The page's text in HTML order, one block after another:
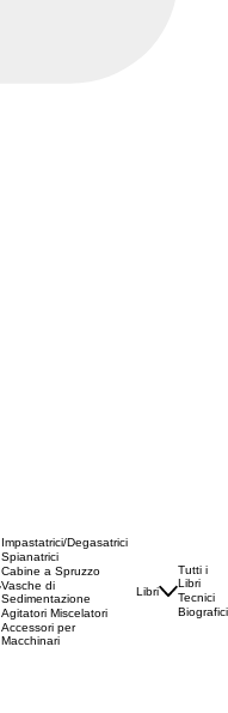
Impastatrici/Degasatrici
Spianatrici
Cabine a Spruzzo
Vasche di
Sedimentazione
Agitatori Miscelatori
Accessori per
Macchinari
Libri
Tutti i
Libri
Tecnici
Biografici